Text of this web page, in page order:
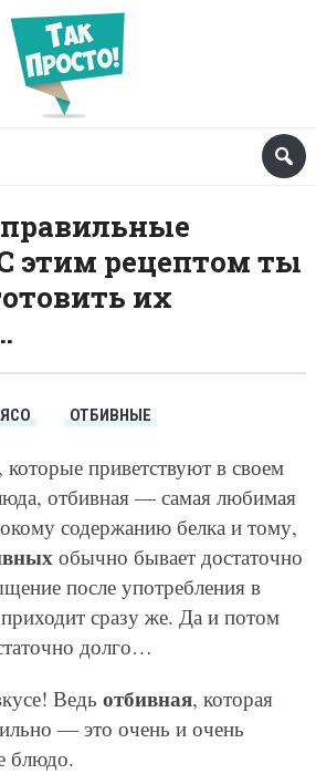
этим рецептом ты
их
ОТБИВНЫЕ
приветствуют в своем
отбивная — самая любимая
содержанию белка и тому,
обычно бывает достаточно
после употребления в
сразу же. Да и потом
долго…
Ведь отбивная, которая
— это очень и очень
блюдо.